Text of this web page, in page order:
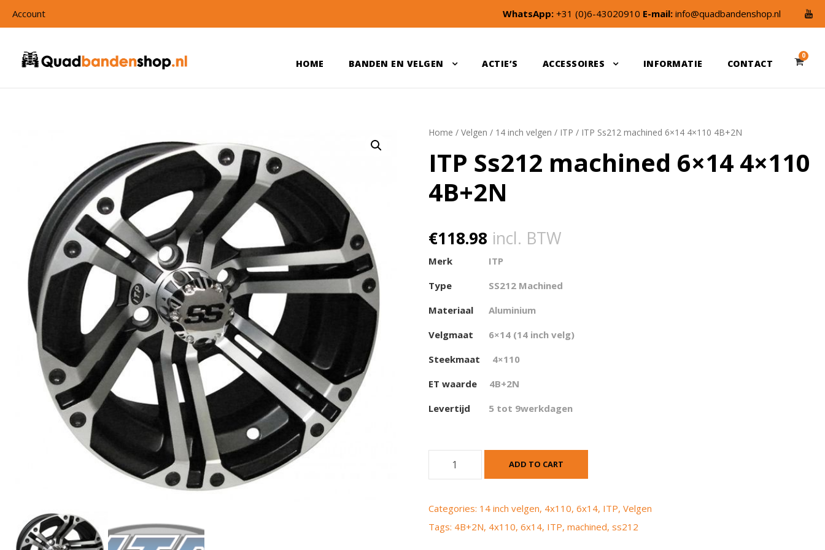
Account WhatsApp: +31 (0)6-43020910 E-mail: info@quadbandenshop.nl
HOME BANDEN EN VELGEN ACTIE’S ACCESSOIRES INFORMATIE CONTACT
0
Home /Velgen / 14 inch velgen / ITP / ITP Ss212 machined 6×14 4×110 4B+2N
ITP Ss212 machined 6×14 4×110
4B+2N
€118.98 incl. BTW
Merk
ITP
Type
SS212 Machined
Materiaal
Aluminium
Velgmaat
6×14 (14 inch velg)
Steekmaat
4×110
ET waarde
4B+2N
Levertijd
5 tot 9werkdagen
S
2
ADD TO CART
Categories: 14 inch velgen, 4x110,6x14, ITP,Velgen
Tags: 4B+2N, 4x110,6x14, ITP,machined,ss212